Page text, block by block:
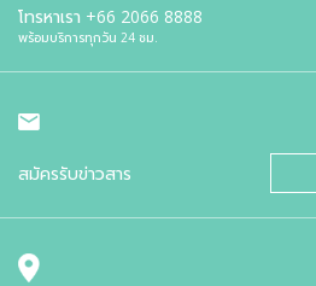
โทรหาเรา +66 2066 8888
พร้อมบริการทุกวัน 24 ชม.
สมัครรับข่าวสาร